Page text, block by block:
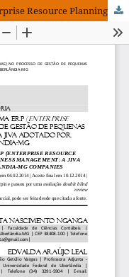
A Utilidade de um Sistema ERP (Enterprise Resource Planning) no Processo de Gestão de Pequenas Empresas